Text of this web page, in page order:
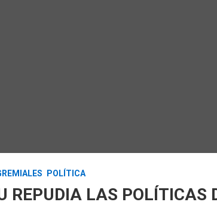
POLÍTICA
REPUDIA LAS POLÍTICAS